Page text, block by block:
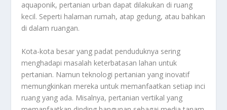
aquaponik, pertanian urban dapat dilakukan di ruang
kecil. Seperti halaman rumah, atap gedung, atau bahkan
di dalam ruangan.
Kota-kota besar yang padat penduduknya sering
menghadapi masalah keterbatasan lahan untuk
pertanian. Namun teknologi pertanian yang inovatif
memungkinkan mereka untuk memanfaatkan setiap inci
ruang yang ada. Misalnya, pertanian vertikal yang